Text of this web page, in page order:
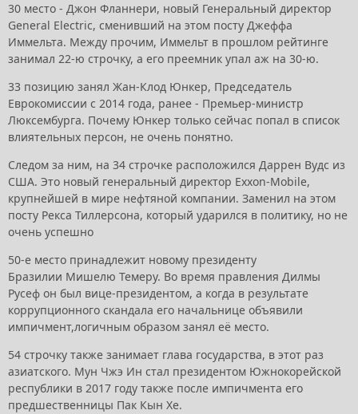
30 место - Джон Фланнери, новый Генеральный директор
General Electric, сменивший на этом посту Джеффа
Иммельта. Между прочим, Иммельт в прошлом рейтинге
занимал 22-ю строчку, а его преемник упал аж на 30-ю.
33 позицию занял Жан-Клод Юнкер, Председатель
Еврокомиссии с 2014 года, ранее - Премьер-министр
Люксембурга. Почему Юнкер только сейчас попал в список
влиятельных персон, не очень понятно.
Следом за ним, на 34 строчке расположился Даррен Вудс из
США. Это новый генеральный директор Exxon-Mobile,
крупнейшей в мире нефтяной компании. Заменил на этом
посту Рекса Тиллерсона, который ударился в политику, но не
очень успешно
50-е место принадлежит новому президенту
Бразилии Мишелю Темеру. Во время правления Дилмы
Русеф он был вице-президентом, а когда в результате
коррупционного скандала его начальнице объявили
импичмент,логичным образом занял её место.
54 строчку также занимает глава государства, в этот раз
азиатского. Мун Чжэ Ин стал президентом Южнокорейской
республики в 2017 году также после импичмента его
предшественницы Пак Кын Хе.